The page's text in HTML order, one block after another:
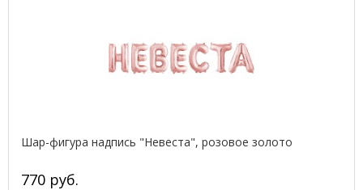
Шар-фигура надпись "Невеста", розовое золото
770 руб.